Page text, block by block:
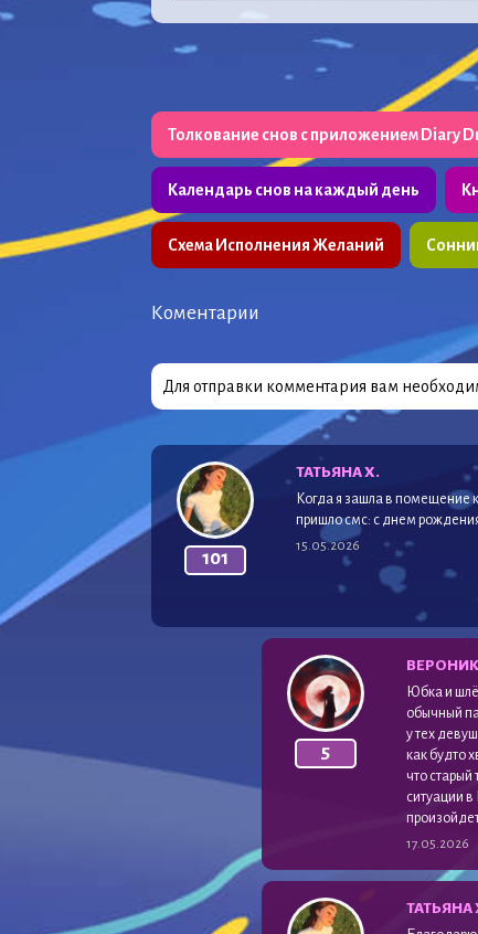
Толкование снов с приложением Diary
Календарь снов на каждый день
Схема Исполнения Желаний
Коментарии
Для отправки комментария вам
101
ТАТЬЯНА Х.
Когда я зашла в помещение
пришло смс: с днем
15.05.2026
5
Юбка и
обычный
у тех
как будто
что
ситуации
17.05.2026
ТАТЬЯНА